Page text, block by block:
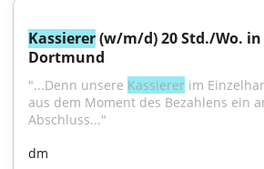
Kassierer (w/m/d) 20 Std./Wo. in
Dortmund
"...Denn unsere Kassierer im
aus dem Moment des Bezahlens ein
Abschluss..."
dm